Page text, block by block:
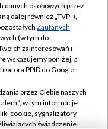
danych osobowych przez
dalej również „TVP”),
Zaufanych
(w tym do
zainteresowań i
wskazujemy poniżej, a
PPID do Google.
przez Ciebie naszych
w tym informacje
cookie, sygnalizatory
świadczenie